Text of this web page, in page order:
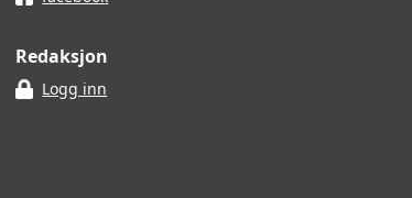
Redaksjon
Logg inn